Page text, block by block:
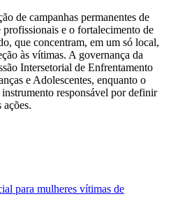
de campanhas permanentes de
e o fortalecimento de
que concentram, em um só local,
às vítimas. A governança da
Intersetorial de Enfrentamento
e Adolescentes, enquanto o
responsável por definir
ações.
para mulheres vítimas de